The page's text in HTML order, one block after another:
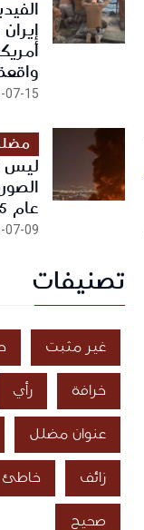
07-15
ليس
عام 2025
07-09
تصنيفات
غير مثبت
خرافة رأي
عنوان مضلل
زائف خاطئ
صحيح